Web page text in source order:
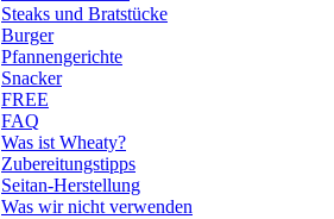
Steaks und Bratstücke
Burger
Pfannengerichte
Snacker
FREE
FAQ
Was ist Wheaty?
Zubereitungstipps
Seitan-Herstellung
Was wir nicht verwenden